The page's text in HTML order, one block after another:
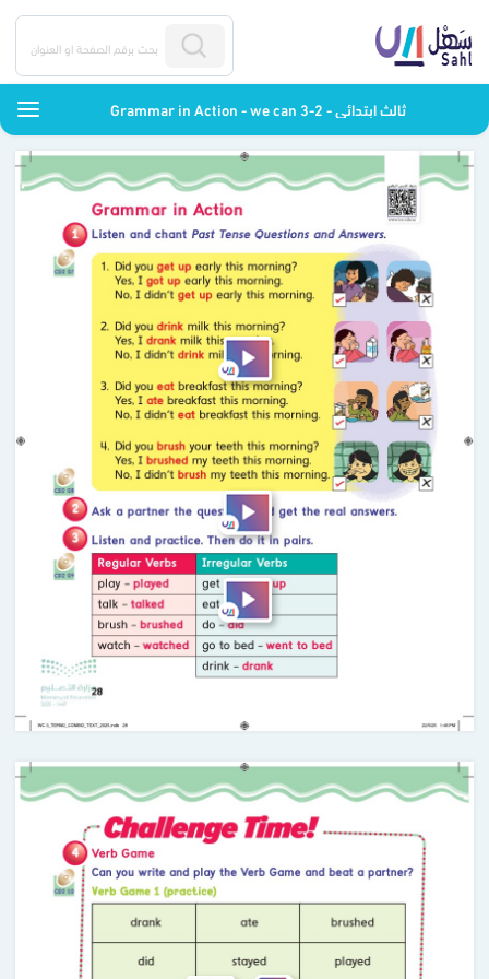
Grammar in Action - we can 3-2 - ثالث ابتدائي